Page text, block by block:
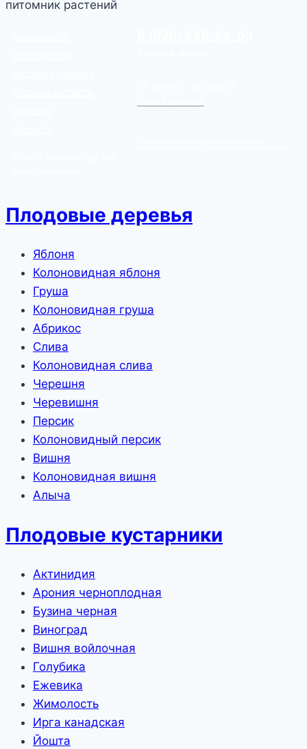
питомник растений
Плодовые деревья
Яблоня
Колоновидная яблоня
Груша
Колоновидная груша
Абрикос
Слива
Колоновидная слива
Черешня
Черевишня
Персик
Колоновидный персик
Вишня
Колоновидная вишня
Алыча
Плодовые кустарники
Актинидия
Арония черноплодная
Бузина черная
Виноград
Вишня войлочная
Голубика
Ежевика
Жимолость
Ирга канадская
Йошта